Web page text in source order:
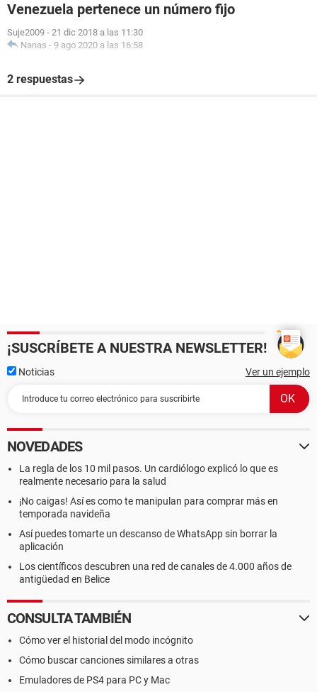
Venezuela pertenece un número fijo
Suje2009 - 21 dic 2018 a las 11:30
Nanas - 9 ago 2020 a las 16:58
2 respuestas
¡SUSCRÍBETE A NUESTRA NEWSLETTER!
Noticias Ver un ejemplo
NOVEDADES
La regla de los 10 mil pasos. Un cardiólogo explicó lo que es
realmente necesario para la salud
¡No caigas! Así es como te manipulan para comprar más en
temporada navideña
Así puedes tomarte un descanso de WhatsApp sin borrar la
aplicación
Los científicos descubren una red de canales de 4.000 años de
antigüedad en Belice
CONSULTA TAMBIÉN
Cómo ver el historial del modo incógnito
Cómo buscar canciones similares a otras
Emuladores de PS4 para PC y Mac